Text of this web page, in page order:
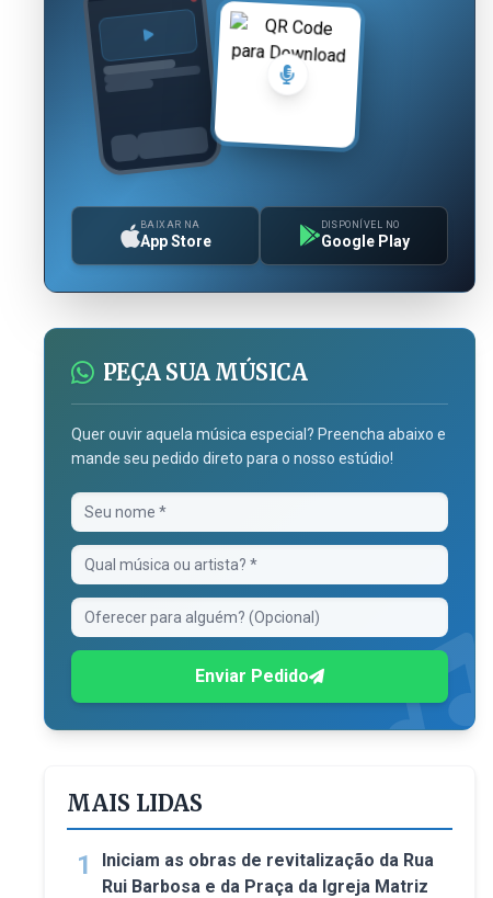
BAIXAR NA
App Store
DISPONÍVEL NO
Google Play
PEÇA SUA MÚSICA
Quer ouvir aquela música especial? Preencha abaixo e
mande seu pedido direto para o nosso estúdio!
Enviar Pedido
MAIS LIDAS
1
Iniciam as obras de revitalização da Rua
Rui Barbosa e da Praça da Igreja Matriz